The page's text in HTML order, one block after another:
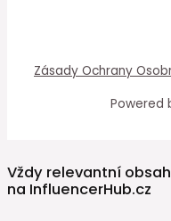
Zásady Ochrany
Powered
Vždy relevantní
na InfluencerHub.cz